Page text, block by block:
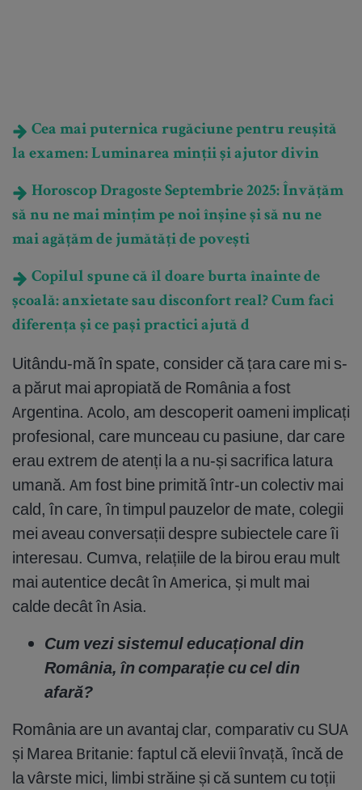
Cea mai puternica rugăciune pentru reușită
la examen: Luminarea minții și ajutor divin
Horoscop Dragoste Septembrie 2025: Învățăm
să nu ne mai mințim pe noi înșine și să nu ne
mai agățăm de jumătăți de povești
Copilul spune că îl doare burta înainte de
școală: anxietate sau disconfort real? Cum faci
diferența și ce pași practici ajută d
Uitându-mă în spate, consider că țara care mi s-
a părut mai apropiată de România a fost
Argentina. Acolo, am descoperit oameni implicați
profesional, care munceau cu pasiune, dar care
erau extrem de atenți la a nu-și sacrifica latura
umană. Am fost bine primită într-un colectiv mai
cald, în care, în timpul pauzelor de mate, colegii
mei aveau conversații despre subiectele care îi
interesau. Cumva, relațiile de la birou erau mult
mai autentice decât în America, și mult mai
calde decât în Asia.
Cum vezi sistemul educațional din
România, în comparație cu cel din
afară?
România are un avantaj clar, comparativ cu SUA
și Marea Britanie: faptul că elevii învață, încă de
la vârste mici, limbi străine și că suntem cu toții